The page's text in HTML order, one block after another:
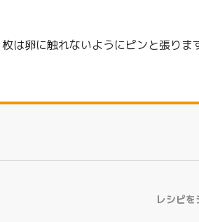
は卵に触れないようにピンと張りま
レシピを